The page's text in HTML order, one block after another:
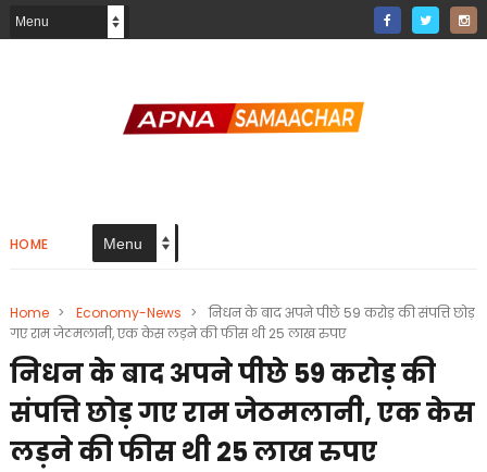
HOME
Home > Economy-News >
निधन के बाद अपने पीछे 59 करोड़ की संपत्ति छोड़
गए राम जेठमलानी, एक केस लड़ने की फीस थी 25 लाख रुपए
निधन के बाद अपने पीछे 59 करोड़ की
संपत्ति छोड़ गए राम जेठमलानी, एक केस
लड़ने की फीस थी 25 लाख रुपए